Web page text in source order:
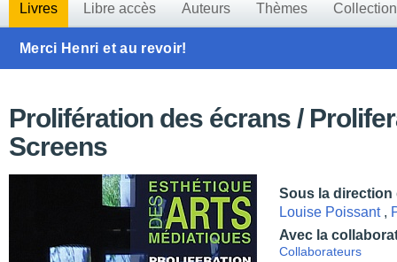
Livres Libre accès Auteurs Thèmes
Merci Henri et au revoir!
Prolifération des écrans /
Screens
Sous la direction
Louise Poissant,
Avec la
Collaborateurs